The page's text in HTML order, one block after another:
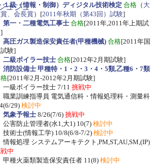
１級（情報・制御）ディジタル技術検定 合格 （ 大
賞、会長賞）[2011年秋期（第43回）試験]
第一・二種電気工事士 合格[2011年,2011年上期試
高圧ガス製造保安責任者(甲種機械) 合格[2011年国
験]
二級ボイラー技士 合格[2012年2月期試験]
消防設備士 甲種特・1・2・3・4・5類,乙種6・7類
[2011年2月-2012年2月期試験]
一級ボイラー技士 7/11 挑戦中
職業訓練指導員 電気通信科・情報処理科・測量科
29) 検討中
気象予報士 8/26(7/6) 挑戦中
公害防止管理者(水1,大1) 10(7) 検討中
技術士(情報工学) 10/8(6/8-7/2) 検討中
情報処理 システムアーキテクト,PM,ST,AU,SM,(IP)
中
甲種火薬類製造保安責任者 11(8) 検討中
ュジュ